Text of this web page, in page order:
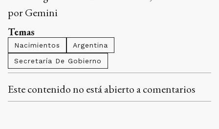
por Gemini
Temas
Nacimientos
Argentina
Secretaría De Gobierno
Este contenido no está abierto a comentarios